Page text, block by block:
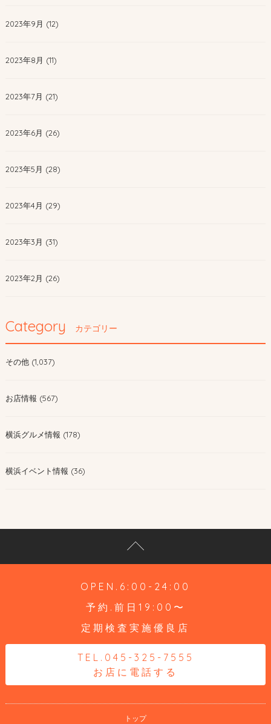
2023年9月 (12)
2023年8月 (11)
2023年7月 (21)
2023年6月 (26)
2023年5月 (28)
2023年4月 (29)
2023年3月 (31)
2023年2月 (26)
Category カテゴリー
その他 (1,037)
お店情報 (567)
横浜グルメ情報 (178)
横浜イベント情報 (36)
OPEN.6:00-24:00
予約.前日19:00〜
定期検査実施優良店
TEL.045-325-7555
お店に電話する
トップ